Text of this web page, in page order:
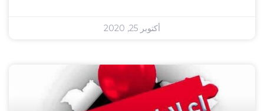
أكتوبر 25, 2020